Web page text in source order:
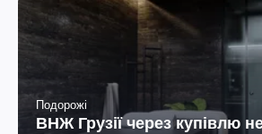
Подорожі
ВНЖ Грузії через купівлю